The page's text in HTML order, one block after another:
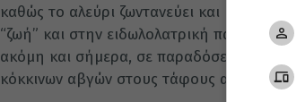
καθώς το αλεύρι ζωντανεύει και
“ζωή” και στην ειδωλολατρική παράδοση
ακόμη και σήμερα, σε παραδόσεις όπως
κόκκινων αβγών στους τάφους